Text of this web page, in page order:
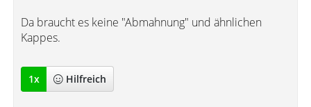
Da braucht es keine "Abmahnung" und ähnlichen
Kappes.
1x Hilfreich